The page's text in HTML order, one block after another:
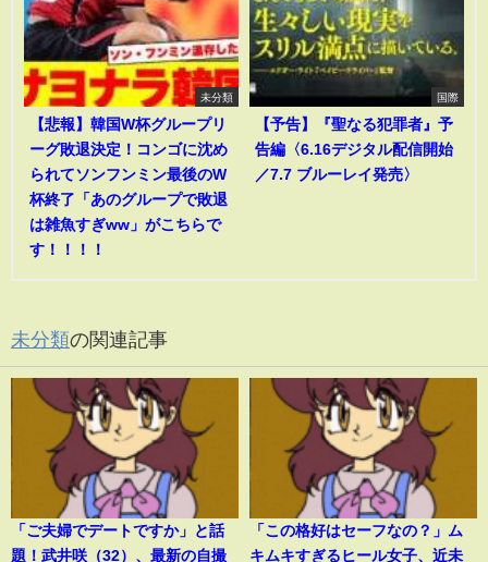
未分類
【悲報】韓国W杯グループリ
ーグ敗退決定！コンゴに沈め
られてソンフンミン最後のW
杯終了「あのグループで敗退
は雑魚すぎww」がこちらで
す！！！！
国際
【予告】『聖なる犯罪者』予
告編〈6.16デジタル配信開始
／7.7 ブルーレイ発売〉
未分類の関連記事
「ご夫婦でデートですか」と話
題！武井咲（32）、最新の自撮
「この格好はセーフなの？」ム
キムキすぎるヒール女子、近未